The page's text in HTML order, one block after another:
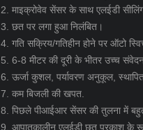
2. माइक्रोवेव सेंसर के साथ एलईडी
3. छत पर लगा हुआ निलंबित।
4. गति सक्रिय/गतिहीन होने पर ऑटो
5. 6-8 मीटर की दूरी के भीतर उच्च
6. ऊर्जा कुशल, पर्यावरण अनुकूल,
7. कम बिजली की खपत.
8. पिछले पीआईआर सेंसर की तुलना में
9. आपातकालीन एलईडी छत प्रकाश के